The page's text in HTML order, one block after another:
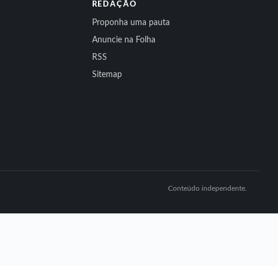
REDAÇÃO
Proponha uma pauta
Anuncie na Folha
RSS
Sitemap
Conteúdo independente.